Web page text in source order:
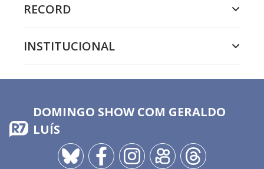
RECORD
INSTITUCIONAL
DOMINGO SHOW COM GERALDO
LUÍS